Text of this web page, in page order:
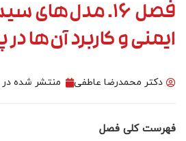
فصل ۱۶.
ایمنی و کاربرد آن‌ها
دکتر محمدرضا عاطفی منتشر شده در
فهرست کلی فصل